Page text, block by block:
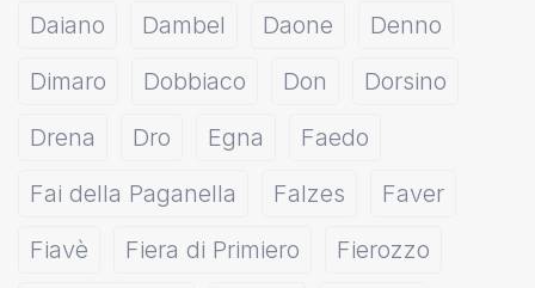
Daiano
Dambel Daone
Denno
Dimaro
Dobbiaco Don
Dorsino
Drena
Dro Egna
Faedo
Fai della Paganella
Falzes
Faver
Fiavè
Fiera di Primiero
Fierozzo